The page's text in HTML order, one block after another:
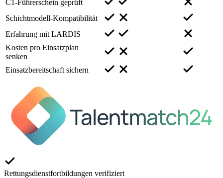
C1-Führerschein geprüft
Schichtmodell-Kompatibilität
Erfahrung mit LARDIS
Kosten pro Einsatzplan
senken
Einsatzbereitschaft sichern
Rettungsdienstfortbildungen verifiziert